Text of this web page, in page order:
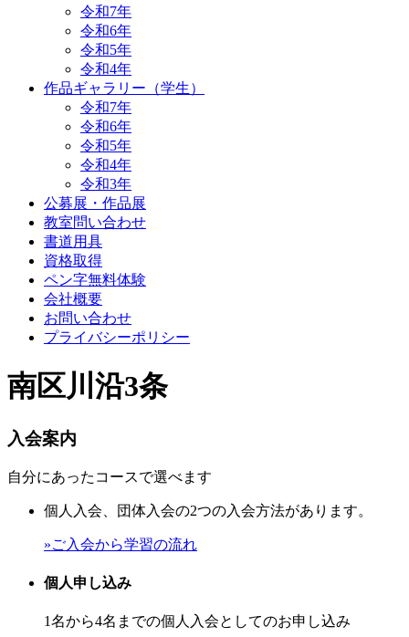
令和7年
令和6年
令和5年
令和4年
作品ギャラリー（学生）
令和7年
令和6年
令和5年
令和4年
令和3年
公募展・作品展
教室問い合わせ
書道用具
資格取得
ペン字無料体験
会社概要
お問い合わせ
プライバシーポリシー
南区川沿3条
入会案内
自分にあったコースで選べます
個人入会、団体入会の2つの入会方法があります。
»ご入会から学習の流れ
個人申し込み
1名から4名までの個人入会としてのお申し込み